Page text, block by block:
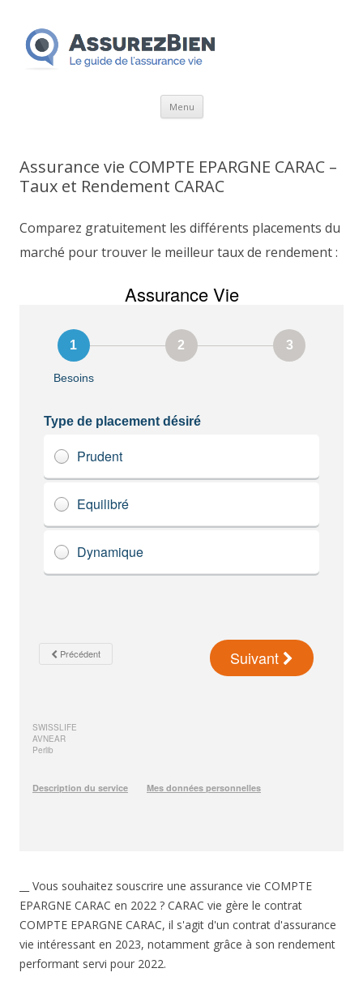
Menu Aller
Assurance vie COMPTE EPARGNE CARAC –
Taux et Rendement CARAC
Comparez gratuitement les différents placements du
marché pour trouver le meilleur taux de rendement :
__ Vous souhaitez souscrire une assurance vie COMPTE
EPARGNE CARAC en 2022 ? CARAC vie gère le contrat
COMPTE EPARGNE CARAC, il s'agit d'un contrat d'assurance
vie intéressant en 2023, notamment grâce à son rendement
performant servi pour 2022.